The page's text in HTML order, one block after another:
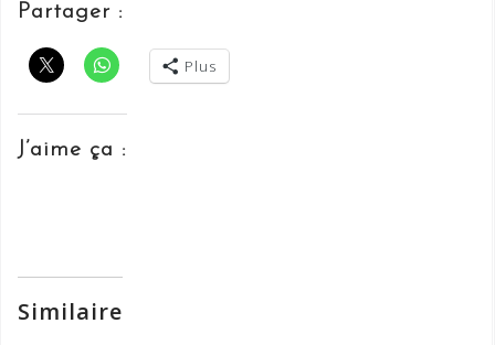
Partager :
Plus
J’aime ça :
Similaire